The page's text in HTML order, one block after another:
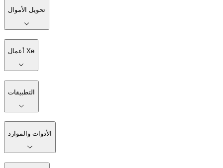
تحويل الأموال
أعمال Xe
التطبيقات
الأدوات والموارد